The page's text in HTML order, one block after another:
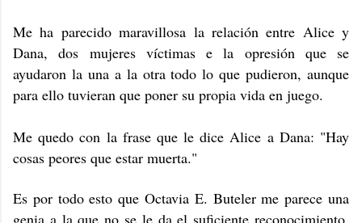
Me ha parecido maravillosa la relación entre Alice y
Dana, dos mujeres víctimas e la opresión que se
ayudaron la una a la otra todo lo que pudieron, aunque
para ello tuvieran que poner su propia vida en juego.
Me quedo con la frase que le dice Alice a Dana: "Hay
cosas peores que estar muerta."
Es por todo esto que Octavia E. Buteler me parece una
genia a la que no se le da el suficiente reconocimiento,